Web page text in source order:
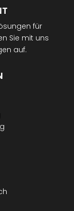
für
Sie mit uns
auf.